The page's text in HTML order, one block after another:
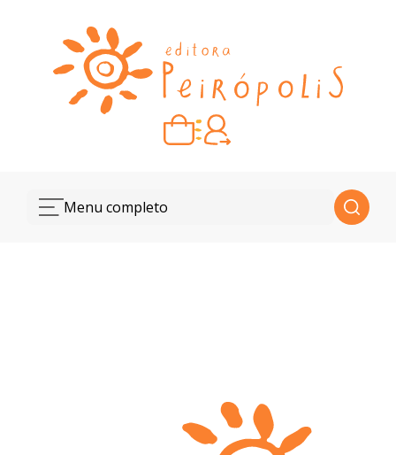
Carrinho vazio
Quando escolher seus livros, eles aparecem aqui.
Menu completo